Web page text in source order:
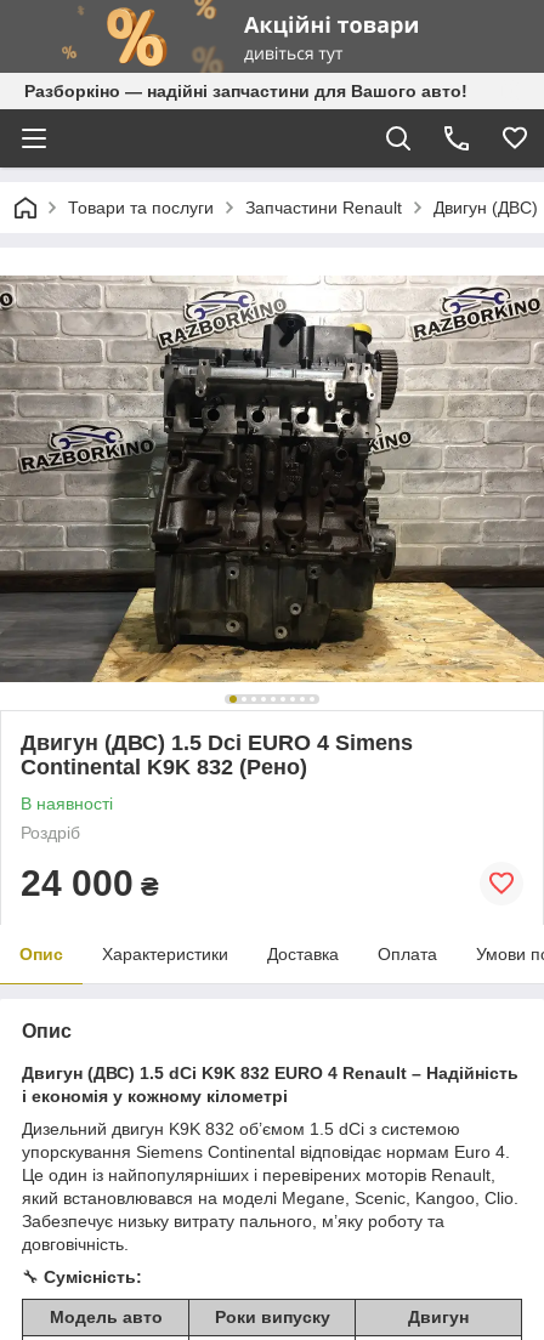
Разборкіно — надійні запчастини для Вашого авто!
Товари та послуги Запчастини Renault Двигун (ДВС)
Двигун (ДВС) 1.5 Dci EURO 4 Simens
Continental K9K 832 (Рено)
В наявності
Роздріб
24 000 ₴
Опис Характеристики Доставка Оплата Умови
Опис
Двигун (ДВС) 1.5 dCi K9K 832 EURO 4 Renault – Надійність
і економія у кожному кілометрі
Дизельний двигун K9K 832 об’ємом 1.5 dCi з системою
упорскування Siemens Continental відповідає нормам Euro 4.
Це один із найпопулярніших і перевірених моторів Renault,
який встановлювався на моделі Megane, Scenic, Kangoo, Clio.
Забезпечує низьку витрату пального, м’яку роботу та
довговічність.
🔧 Сумісність:
Модель авто Роки випуску
Двигун